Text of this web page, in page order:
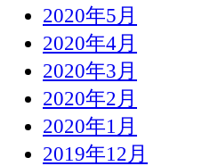
2020年5月
2020年4月
2020年3月
2020年2月
2020年1月
2019年12月